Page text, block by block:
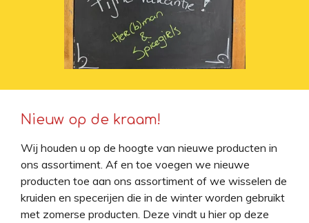
Nieuw op de kraam!
Wij houden u op de hoogte van nieuwe producten in
ons assortiment. Af en toe voegen we nieuwe
producten toe aan ons assortiment of we wisselen de
kruiden en specerijen die in de winter worden gebruikt
met zomerse producten. Deze vindt u hier op deze